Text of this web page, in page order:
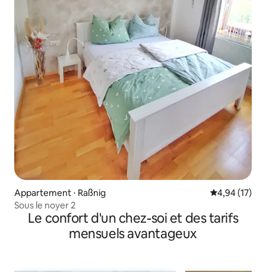
Appartement ⋅ Raßnig Évaluation
4,94 (17)
Sous le noyer 2
Le confort d'un chez-soi et des tarifs
mensuels avantageux